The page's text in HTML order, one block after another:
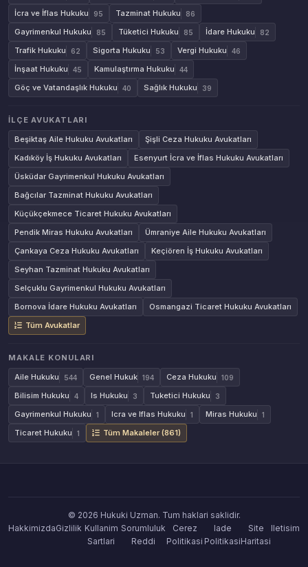
İcra ve İflas Hukuku 95 Tazminat Hukuku 86
Gayrimenkul Hukuku 85 Tüketici Hukuku 85 İdare Hukuku 82
Trafik Hukuku 62 Sigorta Hukuku 53 Vergi Hukuku 46
İnşaat Hukuku 45 Kamulaştırma Hukuku 44
Göç ve Vatandaşlık Hukuku 40 Sağlık Hukuku 39
İLÇE AVUKATLARI
Beşiktaş Aile Hukuku Avukatları
Şişli Ceza Hukuku Avukatları
Kadıköy İş Hukuku Avukatları
Esenyurt İcra ve İflas Hukuku Avukatları
Üsküdar Gayrimenkul Hukuku Avukatları
Bağcılar Tazminat Hukuku Avukatları
Küçükçekmece Ticaret Hukuku Avukatları
Pendik Miras Hukuku Avukatları
Ümraniye Aile Hukuku Avukatları
Çankaya Ceza Hukuku Avukatları
Keçiören İş Hukuku Avukatları
Seyhan Tazminat Hukuku Avukatları
Selçuklu Gayrimenkul Hukuku Avukatları
Bornova İdare Hukuku Avukatları
Osmangazi Ticaret Hukuku Avukatları
Tüm Avukatlar
MAKALE KONULARI
Aile Hukuku
544 Genel Hukuk 194 Ceza Hukuku 109
Bilisim Hukuku 4 Is Hukuku 3 Tuketici Hukuku 3
Gayrimenkul Hukuku 1 Icra ve Iflas Hukuku 1 Miras Hukuku 1
Ticaret Hukuku 1 Tüm Makaleler (861)
© 2026 Hukuki Uzman. Tum haklari saklidir.
HakkimizdaGizlilik Kullanim
Sartlari
Sorumluluk
Reddi
Cerez
Politikasi
Iade
Politikasi
Site
Haritasi
Iletisim